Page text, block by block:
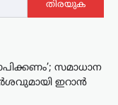
തിരയുക
സമാധാന
ഇറാൻ